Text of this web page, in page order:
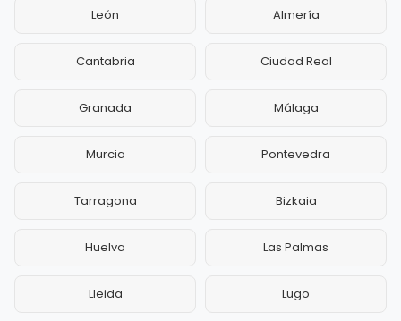
León Almería
Cantabria Ciudad Real
Granada Málaga
Murcia Pontevedra
Tarragona Bizkaia
Huelva Las Palmas
Lleida Lugo